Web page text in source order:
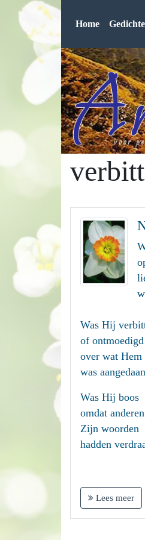
Home
Was Hij
of ontmoedigd
over wat Hem
was
Was Hij boos
omdat anderen
Zijn woorden
hadden
Lees meer